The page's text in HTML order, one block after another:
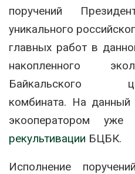
поручений
уникального
главных работ в
накопленного
Байкальского
комбината. На
экооператором уже
рекультивации БЦБК.
Исполнение